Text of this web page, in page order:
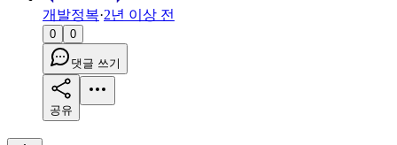
개발정복·2년 이상 전
0 0
댓글 쓰기
공유